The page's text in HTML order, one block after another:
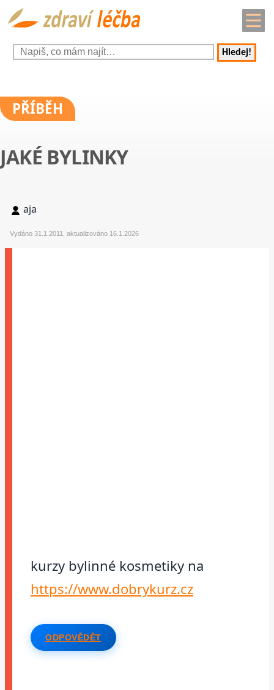
Hledej!
PŘÍBĚH
JAKÉ BYLINKY
aja
Vydáno 31.1.2011, aktualizováno 16.1.2026
kurzy bylinné kosmetiky na
https://www.dobrykurz.cz
ODPOVĚDĚT